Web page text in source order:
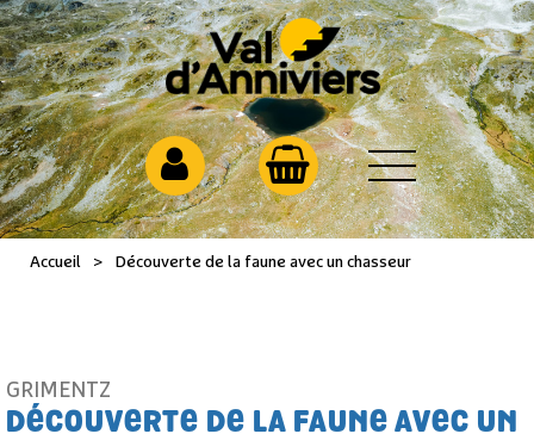
Accueil > Découverte de la faune avec un chasseur
DÉCOUVERTE DE LA FAUNE AVEC UN
GRIMENTZ